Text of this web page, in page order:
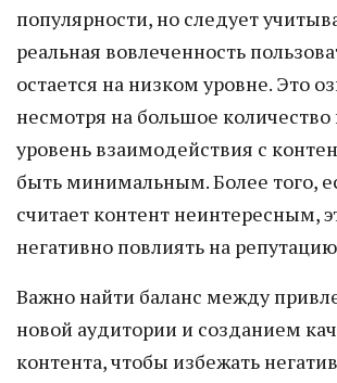
популярности, но следует
реальная вовлеченность
остается на низком уровне. Это
несмотря на большое
уровень взаимодействия с
быть минимальным. Более того,
считает контент неинтересным,
негативно повлиять на
Важно найти баланс между
новой аудитории и созданием
контента, чтобы избежать